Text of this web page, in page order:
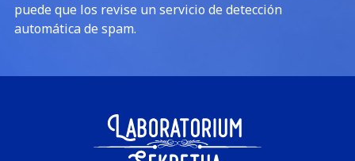
puede que los revise un servicio de detección
automática de spam.